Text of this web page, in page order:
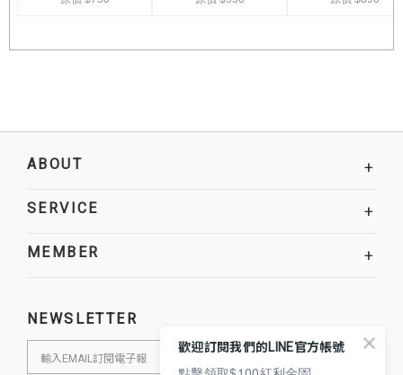
ABOUT +
SERVICE +
MEMBER +
NEWSLETTER
歡迎訂閱我們的LINE官方帳號